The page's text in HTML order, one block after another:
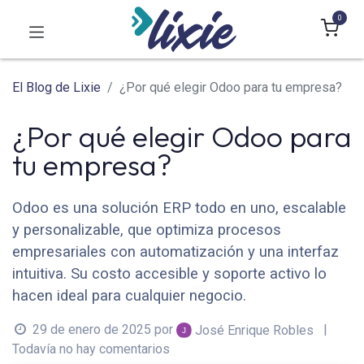
0
El Blog de Lixie ¿Por qué elegir Odoo para tu empresa?
¿Por qué elegir Odoo para
tu empresa?
Odoo es una solución ERP todo en uno, escalable
y personalizable, que optimiza procesos
empresariales con automatización y una interfaz
intuitiva. Su costo accesible y soporte activo lo
hacen ideal para cualquier negocio.
29 de enero de 2025 por José Enrique Robles
|
Todavía no hay comentarios